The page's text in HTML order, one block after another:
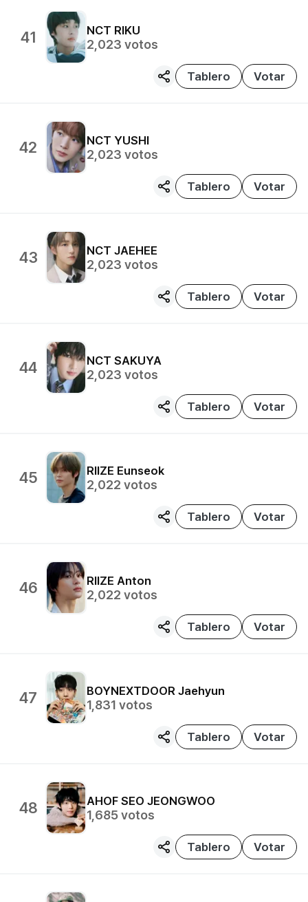
41 NCT RIKU
2,023 votos
Tablero Votar
42 NCT YUSHI
2,023 votos
Tablero Votar
43 NCT JAEHEE
2,023 votos
Tablero Votar
44 NCT SAKUYA
2,023 votos
Tablero Votar
45 RIIZE Eunseok
2,022 votos
Tablero Votar
46 RIIZE Anton
2,022 votos
Tablero Votar
47 BOYNEXTDOOR Jaehyun
1,831 votos
Tablero Votar
48 AHOF SEO JEONGWOO
1,685votos
Tablero Votar